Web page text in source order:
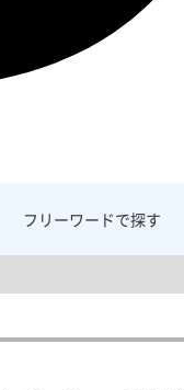
フリーワードで探す